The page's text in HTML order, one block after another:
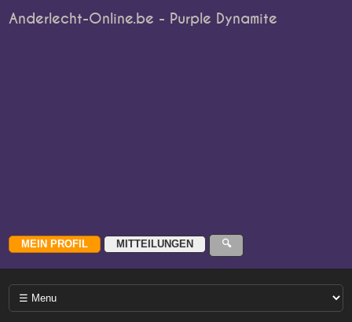
Anderlecht-Online.be - Purple Dynamite